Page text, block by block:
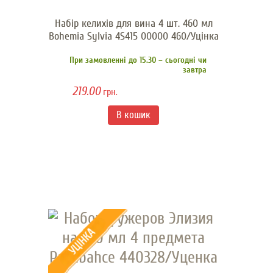
Набір келихів для вина 4 шт. 460 мл
Bohemia Sylvia 4S415 00000 460/Уцінка
При замовленні до 15.30 – сьогодні чи
завтра
219.00грн.